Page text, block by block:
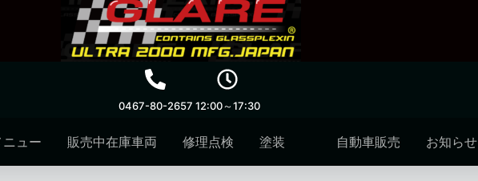
0467-80-2657 12:00～17:30
ュー 販売中在庫車両 修理点検 塗装 自動車販売 お知らせ